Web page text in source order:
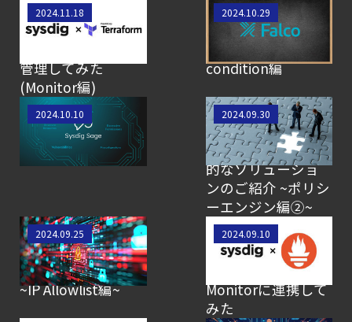
【 SCSK技術者によ
るブログ】Sysdigの
管理してみた
(Monitor編)
2024.11.18
【SCSK技術者によ
るブログ】Falco初
学者講座 -
condition編
2024.10.29
【SCSK技術者によ
るブログ】Sysdig
Sageを使ってみた
2024.10.10
【SCSK技術者によ
るブログ】Sysdigと
組み合わせて効果
的なソリューショ
ンのご紹介 ~ポリシ
ーエンジン編②~
2024.09.30
【SCSK技術者によ
るブログ】Sysdigを
セキュアに使おう
~IP Allowlist編~
2024.09.25
【SCSK技術者によ
るブログ】Node
ExporterをSysdig
Monitorに連携して
みた
2024.09.10